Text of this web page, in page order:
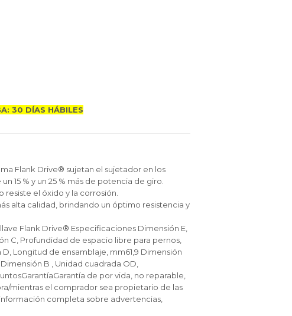
30 DÍAS HÁBILES
Flank Drive® sujetan el sujetador en los
15 % y un 25 % más de potencia de giro.
resiste el óxido y la corrosión.
alta calidad, brindando un óptimo resistencia y
Flank Drive® Especificaciones Dimensión E,
C, Profundidad de espacio libre para pernos,
D, Longitud de ensamblaje, mm61,9 Dimensión
B , Unidad cuadrada OD,
de por vida, no reparable,
mientras el comprador sea propietario de las
completa sobre advertencias,